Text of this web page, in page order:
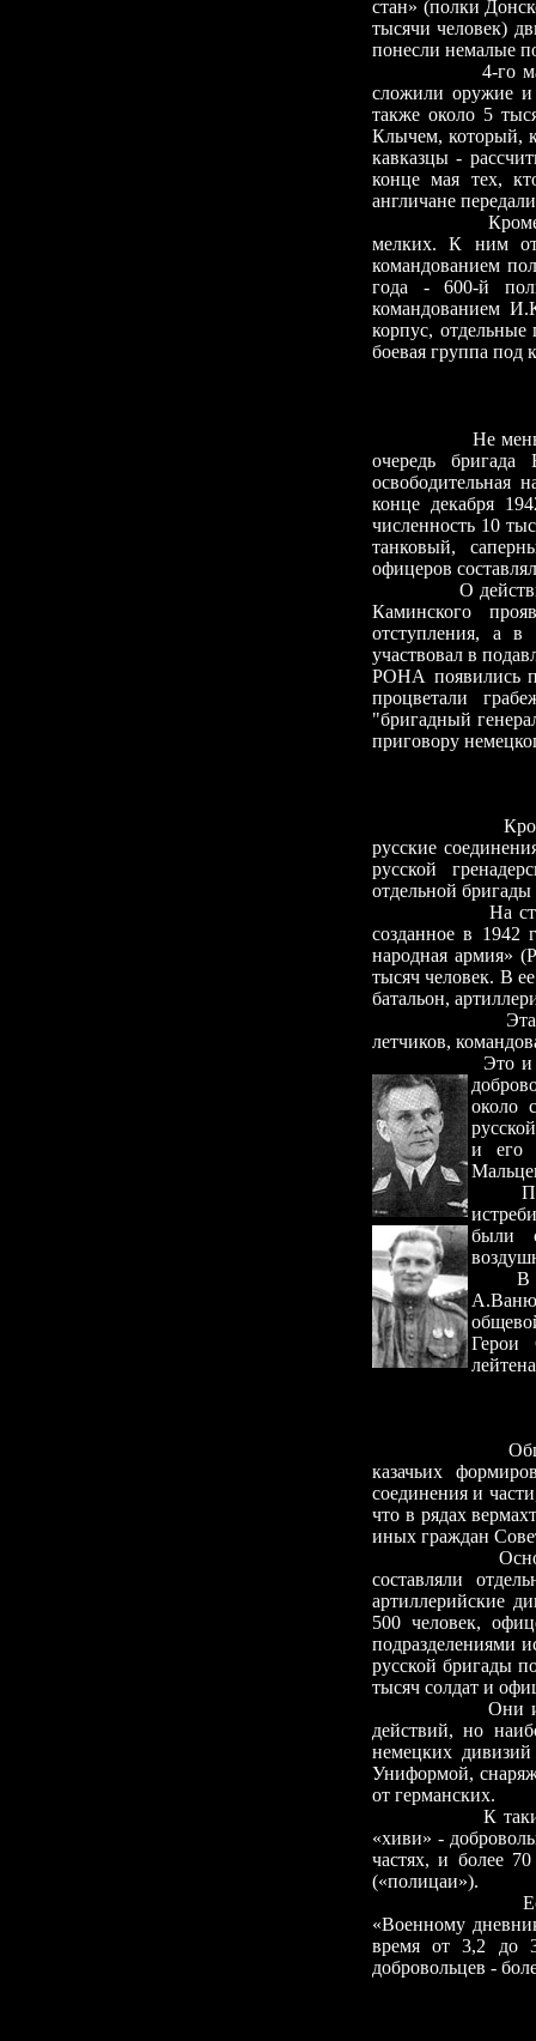
стан» (полки
тысячи человек)
понесли немалые
4-го
сложили оружие и
также около 5
Клычем, который,
кавказцы-
конце мая тех,
англичане
Кроме этих
мелких. К ним
командованием
года -600-й
командованием
корпус,
боевая группа под
Не
очередь
освободительная
конце декабря
численность 10
танковый,
офицеров
О
Каминского
отступления, а в
участвовал в
РОНА появились
процветали
"бригадный
приговору
русские
русской
отдельной
На
созданное в 1942
народная армия»
тысяч человек. В
батальон,
летчиков,
Это и другие
около
и его
были
В
Герои
казачьих
соединения и
что в рядах
иных граждан
составляли
артиллерийские
500 человек,
подразделениями
русской бригады
тысяч солдат и
Они
действий, но
немецких
Униформой,
от германских.
К
«хиви» -
частях, и более
(«полицаи»).
«Военному
время от 3,2 до
добровольцев -